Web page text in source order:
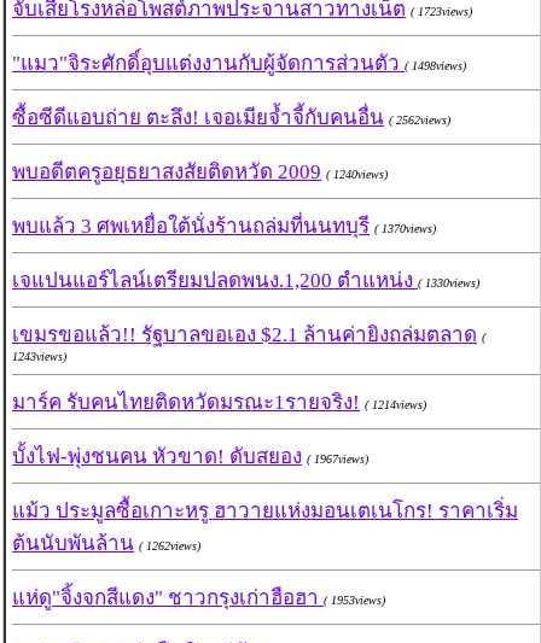
จับเสี่ยโรงหล่อโพสต์ภาพประจานสาวทางเน็ต ( 1723views)
"แมว"จิระศักดิ์อุบแต่งงานกับผู้จัดการส่วนตัว ( 1498views)
ซื้อซีดีแอบถ่าย ตะลึง! เจอเมียจ้ำจี้กับคนอื่น ( 2562views)
พบอดีตครูอยุธยาสงสัยติดหวัด 2009 ( 1240views)
พบแล้ว 3 ศพเหยื่อใต้นั่งร้านถล่มที่นนทบุรี ( 1370views)
เจแปนแอร์ไลน์เตรียมปลดพนง.1,200 ตำแหน่ง ( 1330views)
เขมรขอแล้ว!! รัฐบาลขอเอง $2.1 ล้านค่ายิงถล่มตลาด (
1243views)
มาร์ค รับคนไทยติดหวัดมรณะ1รายจริง! ( 1214views)
บั้งไฟ-พุ่งชนคน หัวขาด! ดับสยอง ( 1967views)
แม้ว ประมูลซื้อเกาะหรู ฮาวายแห่งมอนเตเนโกร! ราคาเริ่ม
ต้นนับพันล้าน ( 1262views)
แห่ดู"จิ้งจกสีแดง" ชาวกรุงเก่าฮือฮา ( 1953views)